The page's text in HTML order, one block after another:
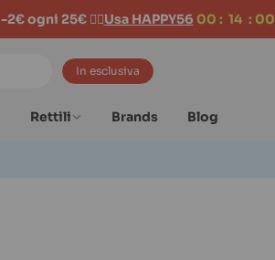
-2€ ogni 25€ 👉🏻Usa HAPPY56 00 : 14 : 00
In esclusiva
Rettili Brands Blog